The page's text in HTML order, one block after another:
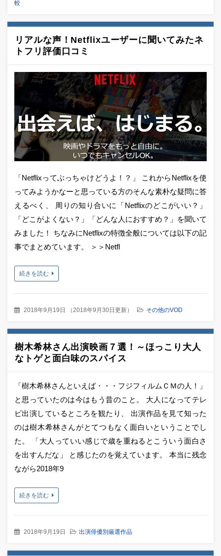
較
リアルな声！Netflixユーザーに聞いてみたネ
トフリ評価口コミ
「Netflixってぶっちゃけどうよ！？」 これからNetflixを使
ってみようかなーと思っている方のそんな素朴な疑問に答
えるべく、 周りの知り合いに「Netflixのどこがいい？」
「どこがよくない？」「どんな人におすすめ？」を聞いて
みました！ ちなみにNetflixの特徴全般については以下の記
事でまとめています。 ＞＞Netfl
続きを読む
2018年9月19日 （2018年9月30日更新） その他のVOD
樹木希林さん出演映画７選！～ほっこり大人
なトゲと面白味のスパイス
「樹木希林さんといえば・・・フジフィルムＣＭの人！」
と思っていたのは今はもう昔のこと。 大人になってテレ
ビ出演しているところを観たり、 出演作品を見て知った
のは樹木希林さんがとてつもなく面白いということでし
た。 「大人っていい感じで歳を重ねるとこういう面白さ
を出すんだな」 と感じたのを覚えています。 本当に残念
ながら2018年9
続きを読む
2018年9月19日 出演俳優別厳選作品